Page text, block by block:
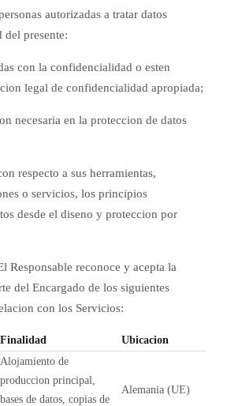
autorizadas a tratar datos
del presente:
con la confidencialidad o esten
legal de confidencialidad apropiada;
necesaria en la proteccion de datos
respecto a sus herramientas,
o servicios, los principios
desde el diseno y proteccion por
Responsable reconoce y acepta la
del Encargado de los siguientes
con los Servicios:
Finalidad Ubicacion
Alojamiento de
produccion principal,
bases de datos, copias de
Alemania (UE)